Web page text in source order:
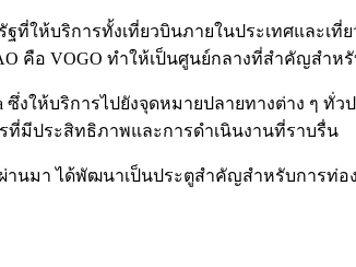
ให้บริการทั้งเที่ยวบินภายในประเทศและเ
คือ VOGO ทำให้เป็นศูนย์กลางที่สำคัญสำห
ให้บริการไปยังจุดหมายปลายทางต่าง ๆ ทั่
ที่มีประสิทธิภาพและการดำเนินงานที่ราบรื่น
มา ได้พัฒนาเป็นประตูสำคัญสำหรับการท่อ